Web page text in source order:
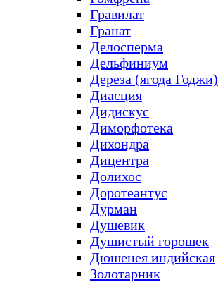
Гравилат
Гранат
Делосперма
Дельфиниум
Дереза (ягода Годжи)
Диасция
Дидискус
Диморфотека
Дихондра
Дицентра
Долихос
Доротеантус
Дурман
Душевик
Душистый горошек
Дюшенея индийская
Золотарник